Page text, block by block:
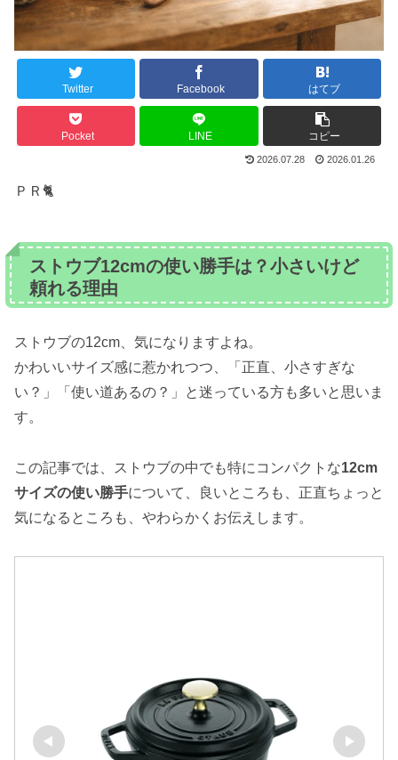
Twitter Facebook はてブ
Pocket LINE コピー
2026.07.28 2026.01.26
ＰＲ🐈
ストウブ12cmの使い勝手は？小さいけど
頼れる理由
ストウブの12cm、気になりますよね。
かわいいサイズ感に惹かれつつ、「正直、小さすぎな
い？」「使い道あるの？」と迷っている方も多いと思いま
す。
この記事では、 ストウブの中でも特にコンパクトな12cm
サイズの使い勝手について、良いところも、正直ちょっと
気になるところも、やわらかくお伝えします。